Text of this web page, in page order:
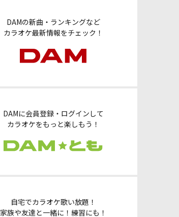
DAMの新曲・ランキングなど
カラオケ最新情報をチェック！
DAMに会員登録・ログインして
カラオケをもっと楽しもう！
自宅でカラオケ歌い放題！
家族や友達と一緒に！練習にも！